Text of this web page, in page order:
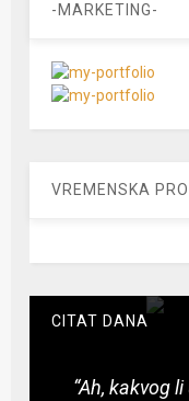
-MARKETING-
VREMENSKA
CITAT DANA
“Ah, kakvog